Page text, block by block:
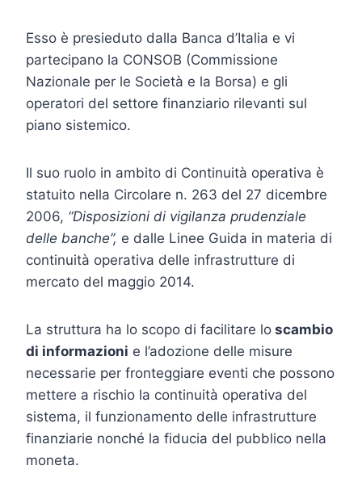
Esso è presieduto dalla Banca d’Italia e vi
partecipano la CONSOB (Commissione
Nazionale per le Società e la Borsa) e gli
operatori del settore finanziario rilevanti sul
piano sistemico.
Il suo ruolo in ambito di Continuità operativa è
statuito nella Circolare n. 263 del 27 dicembre
2006, “Disposizioni di vigilanza prudenziale
delle banche”, e dalle Linee Guida in materia di
continuità operativa delle infrastrutture di
mercato del maggio 2014.
La struttura ha lo scopo di facilitare lo scambio
di informazioni e l’adozione delle misure
necessarie per fronteggiare eventi che possono
mettere a rischio la continuità operativa del
sistema, il funzionamento delle infrastrutture
finanziarie nonché la fiducia del pubblico nella
moneta.